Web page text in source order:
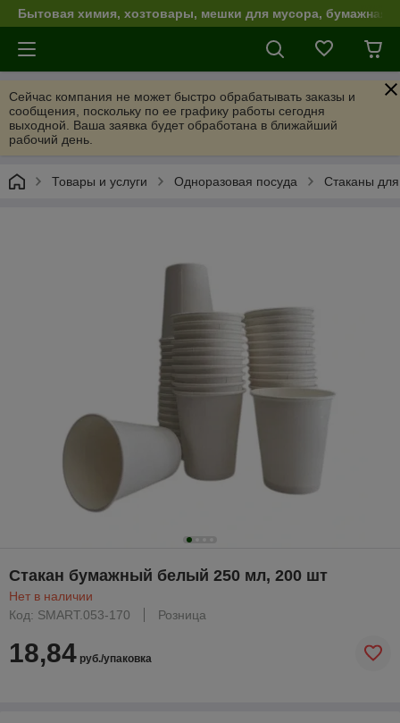
Бытовая химия, хозтовары, мешки для мусора, бумажная
Сейчас компания не может быстро обрабатывать заказы и
сообщения, поскольку по ее графику работы сегодня
выходной. Ваша заявка будет обработана в ближайший
рабочий день.
Товары и услуги Одноразовая посуда Стаканы для
Стакан бумажный белый 250 мл, 200 шт
Нет в наличии
Код: SMART.053-170
Розница
18,84 руб./упаковка